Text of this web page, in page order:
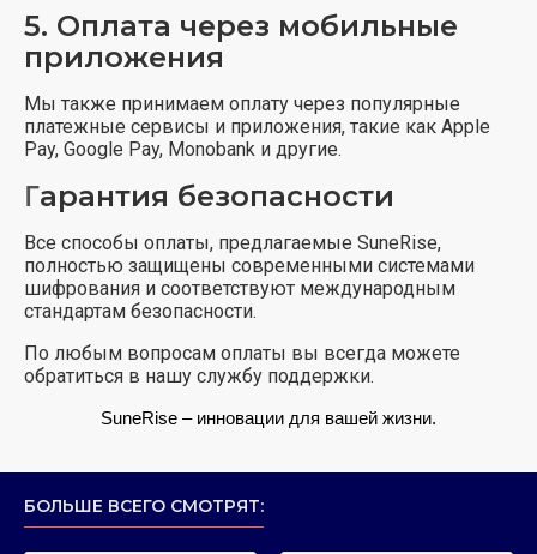
5. Оплата через мобильные
приложения
Мы также принимаем оплату через популярные
платежные сервисы и приложения, такие как Apple
Pay, Google Pay, Monobank и другие.
Гарантия безопасности
Все способы оплаты, предлагаемые SuneRise,
полностью защищены современными системами
шифрования и соответствуют международным
стандартам безопасности.
По любым вопросам оплаты вы всегда можете
обратиться в нашу службу поддержки.
SuneRise – инновации для вашей жизни.
БОЛЬШЕ ВСЕГО СМОТРЯТ: